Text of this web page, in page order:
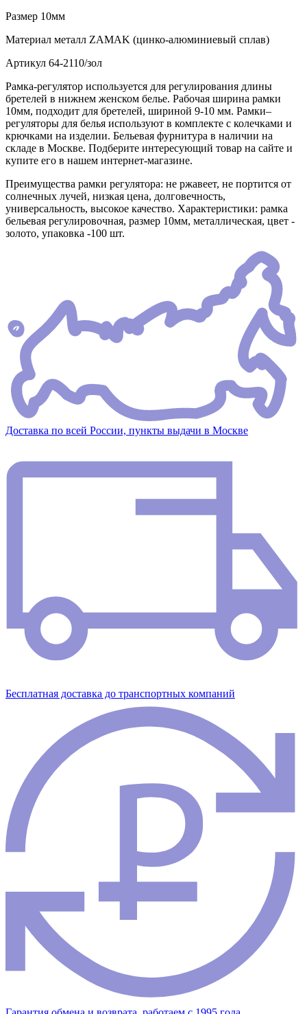
Размер 10мм
Материал металл ZAMAK (цинко-алюминиевый сплав)
Артикул 64-2110/зол
Рамка-регулятор используется для регулирования длины
бретелей в нижнем женском белье. Рабочая ширина рамки
10мм, подходит для бретелей, шириной 9-10 мм. Рамки–
регуляторы для белья используют в комплекте с колечками и
крючками на изделии. Бельевая фурнитура в наличии на
складе в Москве. Подберите интересующий товар на сайте и
купите его в нашем интернет-магазине.
Преимущества рамки регулятора: не ржавеет, не портится от
солнечных лучей, низкая цена, долговечность,
универсальность, высокое качество. Характеристики: рамка
бельевая регулировочная, размер 10мм, металлическая, цвет -
золото, упаковка -100 шт.
Доставка по всей России, пункты выдачи в Москве
Бесплатная доставка до транспортных компаний